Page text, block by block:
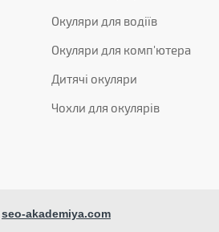
Окуляри для водіїв
Окуляри для комп'ютера
Дитячі окуляри
Чохли для окулярів
seo-akademiya.com